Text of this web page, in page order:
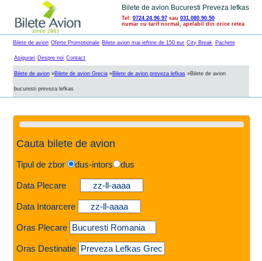
Bilete de avion Bucuresti Preveza lefkas
Tel: 0724.24.96.97sau 031.080.90.50
numar cu tarif normal, apelabil din orice retea
Bilete de avion Oferte Promotionale Bilete avion mai ieftine de 150 eur City Break Pachete
Asigurari Despre noi Contact
Bilete de avion»Bilete de avion Grecia»Bilete de avion preveza lefkas»Bilete de avion
bucuresti preveza lefkas
Cauta bilete de avion
Tipul de zbor dus-intors dus
Data Plecare
Data Intoarcere
Oras Plecare
Oras Destinatie